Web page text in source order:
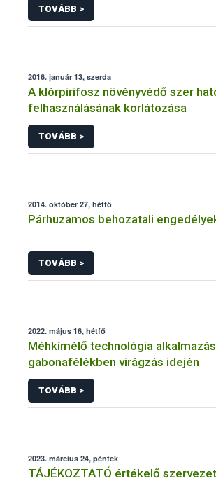
TOVÁBB >
2016. január 13, szerda
A klórpirifosz növényvédő szer
felhasználásának korlátozása
TOVÁBB >
2014. október 27, hétfő
Párhuzamos behozatali
TOVÁBB >
2022. május 16, hétfő
Méhkímélő technológia
gabonafélékben virágzás idején
TOVÁBB >
2023. március 24, péntek
TÁJÉKOZTATÓ értékelő